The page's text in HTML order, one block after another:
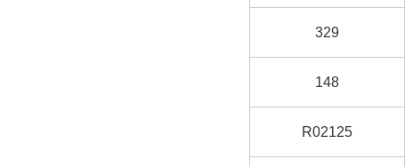
329
148
R02125